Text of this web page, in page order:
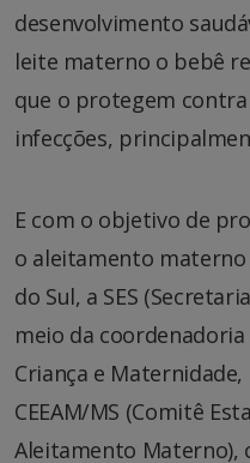
desenvolvimento
leite materno o bebê
que o protegem
infecções,
E com o objetivo de
o aleitamento
do Sul, a SES
meio da
Criança e
CEEAM/MS (Comitê
Aleitamento Materno),